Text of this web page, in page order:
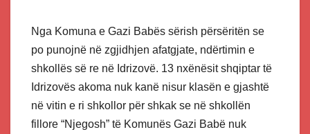
Nga Komuna e Gazi Babës sërish përsëritën se
po punojnë në zgjidhjen afatgjate, ndërtimin e
shkollës së re në Idrizovë. 13 nxënësit shqiptar të
Idrizovës akoma nuk kanë nisur klasën e gjashtë
në vitin e ri shkollor për shkak se në shkollën
fillore “Njegosh” të Komunës Gazi Babë nuk